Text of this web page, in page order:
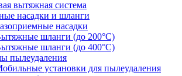
вытяжная система
насадки и шланги
насадки
шланги (до 200°C)
шланги (до 400°C)
пылеудаления
установки для пылеудаления